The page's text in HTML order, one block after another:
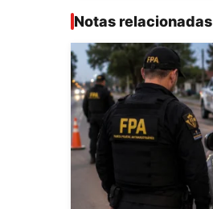
Notas relacionadas